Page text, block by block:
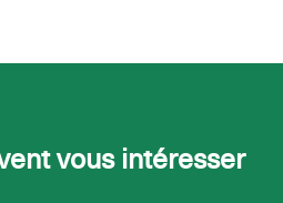
vous intéresser